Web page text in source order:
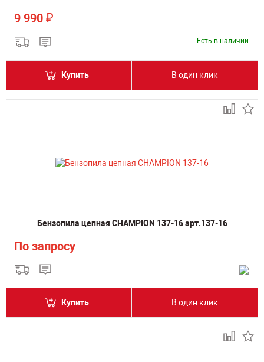
9 990 ₽
Есть в наличии
Купить В один клик
Бензопила цепная CHAMPION 137-16 арт.137-16
По запросу
Купить В один клик